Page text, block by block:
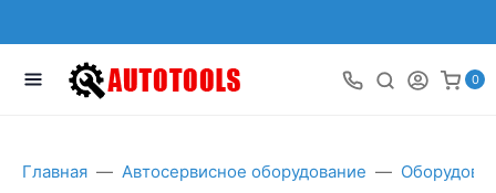
0
Главная Автосервисное оборудование